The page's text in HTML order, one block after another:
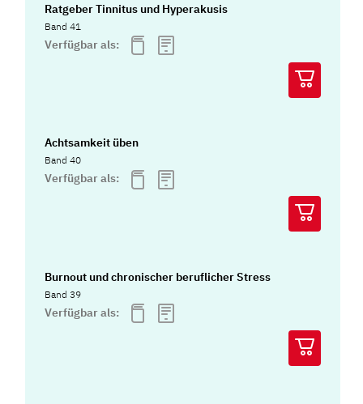
Ratgeber Tinnitus und Hyperakusis
Band 41
Verfügbar als:
Achtsamkeit üben
Band 40
Verfügbar als:
Burnout und chronischer beruflicher Stress
Band 39
Verfügbar als: